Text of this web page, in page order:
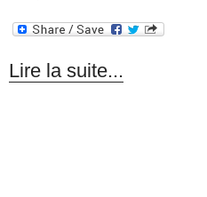
Lire la suite...